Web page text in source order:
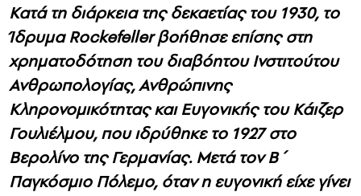
Κατά τη διάρκεια της δεκαετίας του 1930, το
Ίδρυμα Rockefeller βοήθησε επίσης στη
χρηματοδότηση του διαβόητου Ινστιτούτου
Ανθρωπολογίας, Ανθρώπινης
Κληρονομικότητας και Ευγονικής του Κάιζερ
Γουλιέλμου, που ιδρύθηκε το 1927 στο
Βερολίνο της Γερμανίας. Μετά τον Β΄
Παγκόσμιο Πόλεμο, όταν η ευγονική είχε γίνει